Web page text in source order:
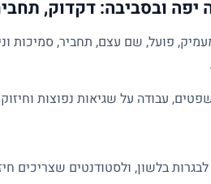
ובסביבה: דקדוק,
פועל, שם עצם, תחביר, סמיכות
עבודה על שגיאות נפוצות
בלשון, ולסטודנטים שצריכים